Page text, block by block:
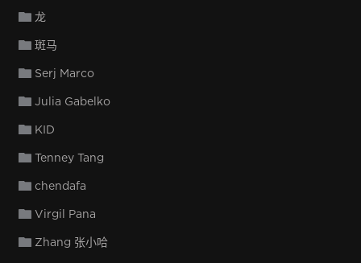
龙
斑马
Serj Marco
Julia Gabelko
KID
Tenney Tang
chendafa
Virgil Pana
Zhang 张小哈